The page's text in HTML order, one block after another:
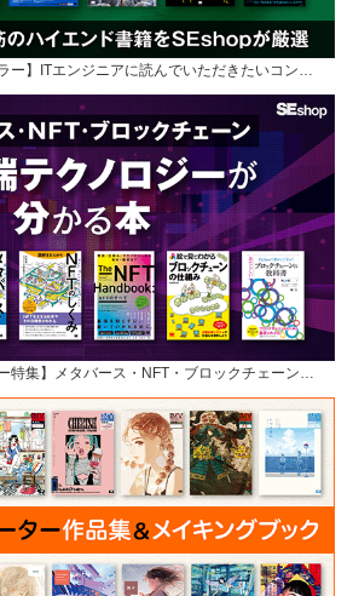
ー】ITエンジニアに読んでいただきたいコン…
特集】メタバース・NFT・ブロックチェーン…